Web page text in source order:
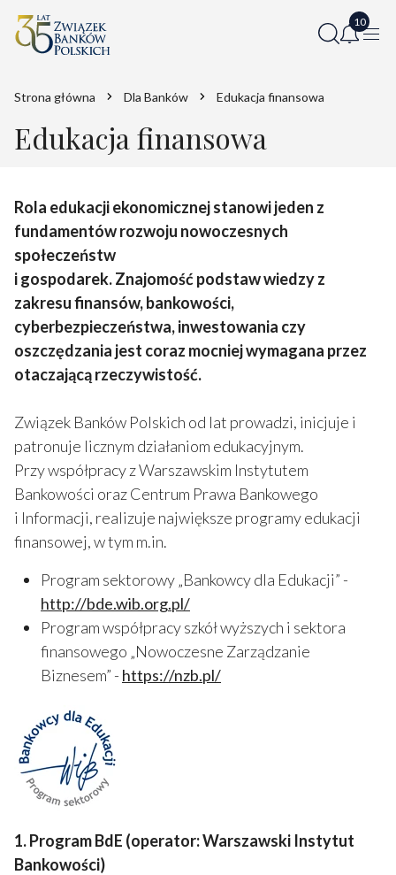
Strona główna Dla Banków Edukacja finansowa
Edukacja finansowa
Rola edukacji ekonomicznej stanowi jeden z
fundamentów rozwoju nowoczesnych
społeczeństw
i gospodarek. Znajomość podstaw wiedzy z
zakresu finansów, bankowości,
cyberbezpieczeństwa, inwestowania czy
oszczędzania jest coraz mocniej wymagana przez
otaczającą rzeczywistość.
Związek Banków Polskich od lat prowadzi, inicjuje i
patronuje licznym działaniom edukacyjnym.
Przy współpracy z Warszawskim Instytutem
Bankowości oraz Centrum Prawa Bankowego
i Informacji, realizuje największe programy edukacji
finansowej, w tym m.in.
Program sektorowy „Bankowcy dla Edukacji” -
http://bde.wib.org.pl/
Program współpracy szkół wyższych i sektora
finansowego „Nowoczesne Zarządzanie
Biznesem” - https://nzb.pl/
1. Program BdE (operator: Warszawski Instytut
Bankowości)